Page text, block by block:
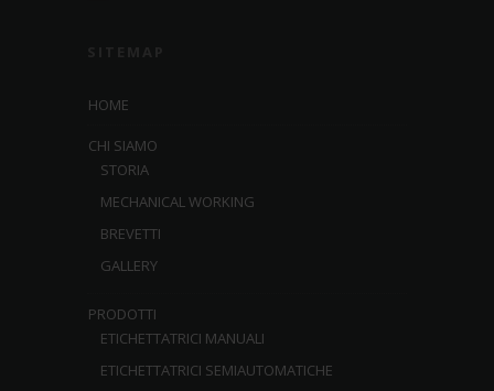
HOME
CHI SIAMO
STORIA
MECHANICAL WORKING
BREVETTI
GALLERY
PRODOTTI
ETICHETTATRICI MANUALI
ETICHETTATRICI SEMIAUTOMATICHE